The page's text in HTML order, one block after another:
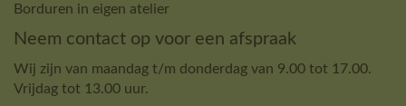
Borduren in eigen atelier
Neem contact op voor een afspraak
Wij zijn van maandag t/m donderdag van 9.00 tot 17.00.
Vrijdag tot 13.00 uur.